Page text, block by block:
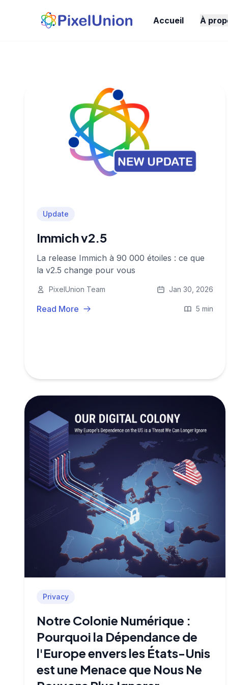
Accueil À
Update
Immich v2.5
La release Immich à 90 000 étoiles : ce que
la v2.5 change pour vous
PixelUnion Team Jan 30, 2026
Read More 5 min
Privacy
Notre Colonie Numérique :
Pourquoi la Dépendance de
l'Europe envers les États-Unis
est une Menace que Nous Ne